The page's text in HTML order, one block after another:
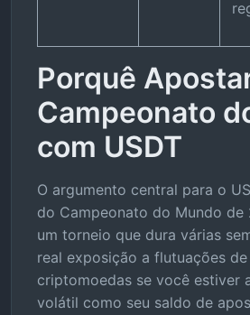
Porquê
Campeonato
com USDT
O argumento central para o
do Campeonato do Mundo
um torneio que dura várias
real exposição a flutuações
criptomoedas se você estiver
volátil como seu saldo de